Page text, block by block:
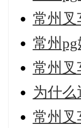
常州叉
常州
常州
为什
常州